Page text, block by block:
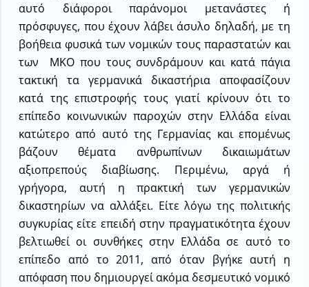
αυτό διάφοροι παράνομοι μετανάστες ή
πρόσφυγες, που έχουν λάβει άσυλο δηλαδή, με τη
βοήθεια φυσικά των νομικών τους παραστατών και
των ΜΚΟ που τους συνδράμουν και κατά πάγια
τακτική τα γερμανικά δικαστήρια αποφασίζουν
κατά της επιστροφής τους γιατί κρίνουν ότι το
επίπεδο κοινωνικών παροχών στην Ελλάδα είναι
κατώτερο από αυτό της Γερμανίας και επομένως
βάζουν θέματα ανθρωπίνων δικαιωμάτων
αξιοπρεπούς διαβίωσης. Περιμένω, αργά ή
γρήγορα, αυτή η πρακτική των γερμανικών
δικαστηρίων να αλλάξει. Είτε λόγω της πολιτικής
συγκυρίας είτε επειδή στην πραγματικότητα έχουν
βελτιωθεί οι συνθήκες στην Ελλάδα σε αυτό το
επίπεδο από το 2011, από όταν βγήκε αυτή η
απόφαση που δημιουργεί ακόμα δεσμευτικό νομικό